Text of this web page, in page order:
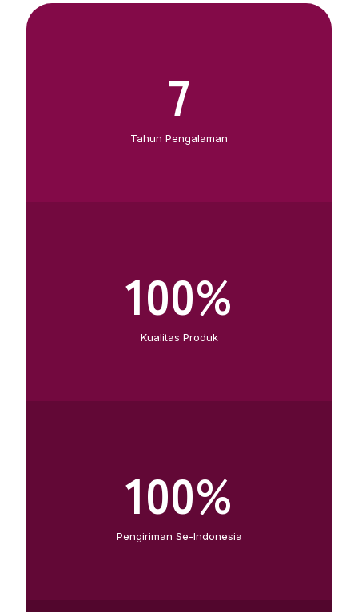
7
Tahun Pengalaman
100%
Kualitas Produk
100%
Pengiriman Se-Indonesia